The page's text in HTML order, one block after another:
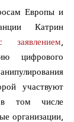
Европы и
Катрин
заявлением,
цифрового
участвуют
в том числе
организации,